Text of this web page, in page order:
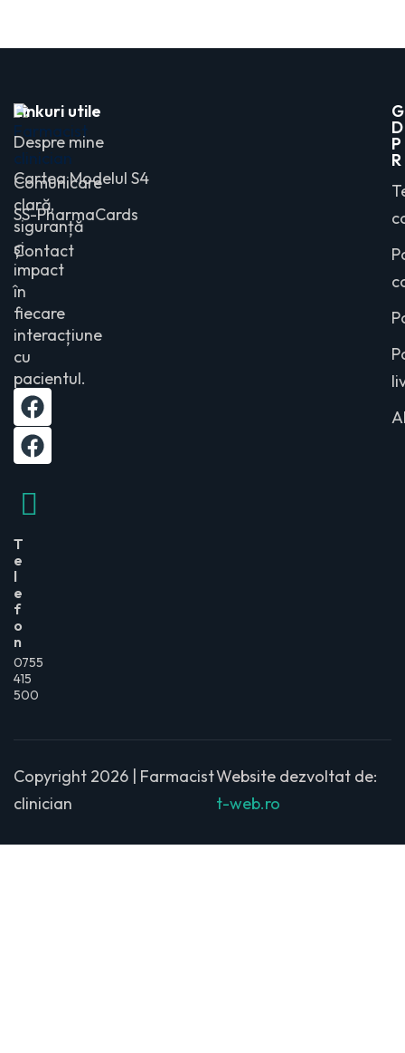
Comunicare
clară,
siguranță
și
impact
în
fiecare
interacțiune
cu
pacientul.
T
e
l
e
f
o
n
0755
415
500
Linkuri utile
Despre mine
Cartea Modelul S4
SS-PharmaCards
Contact
G
D
P
R
Copyright 2026 | Farmacist
clinician
Website dezvoltat de:
t-web.ro